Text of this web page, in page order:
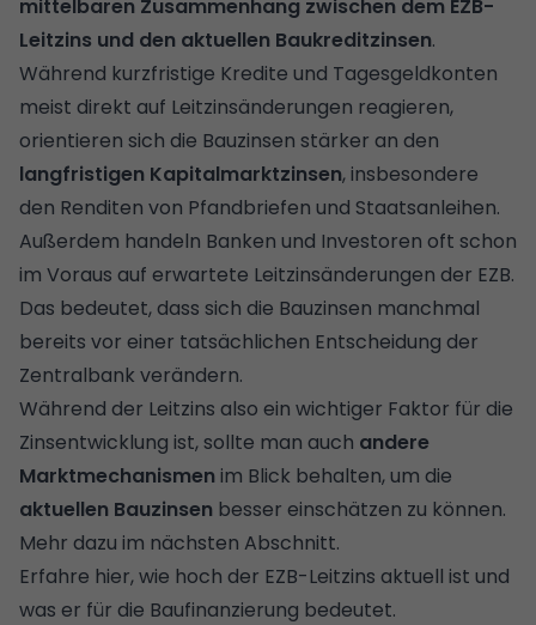
mittelbaren Zusammenhang zwischen dem EZB-
Leitzins und den aktuellen Baukreditzinsen.
Während kurzfristige Kredite und Tagesgeldkonten
meist direkt auf Leitzinsänderungen reagieren,
orientieren sich die Bauzinsen stärker an den
langfristigen Kapitalmarktzinsen, insbesondere
den Renditen von Pfandbriefen und Staatsanleihen.
Außerdem handeln Banken und Investoren oft schon
im Voraus auf erwartete Leitzinsänderungen der EZB.
Das bedeutet, dass sich die Bauzinsen manchmal
bereits vor einer tatsächlichen Entscheidung der
Zentralbank verändern.
Während der Leitzins also ein wichtiger Faktor für die
Zinsentwicklung ist, sollte man auch andere
Marktmechanismen im Blick behalten, um die
aktuellen Bauzinsen besser einschätzen zu können.
Mehr dazu im nächsten Abschnitt.
Erfahre hier, wie hoch der EZB-Leitzins aktuell ist und
was er für die Baufinanzierung bedeutet.